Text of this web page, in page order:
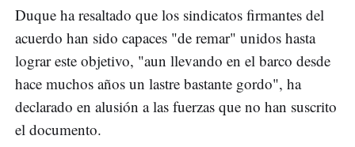
Duque ha resaltado que los sindicatos firmantes del
acuerdo han sido capaces "de remar" unidos hasta
lograr este objetivo, "aun llevando en el barco desde
hace muchos años un lastre bastante gordo", ha
declarado en alusión a las fuerzas que no han suscrito
el documento.